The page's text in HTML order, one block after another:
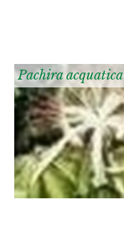
Pachira acquatica